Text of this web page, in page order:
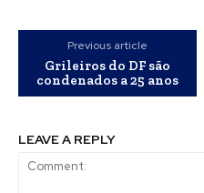
Previous article
Grileiros do DF são
condenados a 25 anos
LEAVE A REPLY